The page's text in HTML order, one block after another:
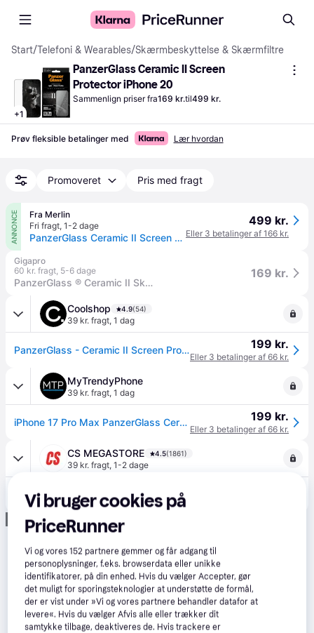
Start/Telefoni & Wearables/Skærmbeskyttelse & Skærmfiltre
+1
PanzerGlass Ceramic II Screen
Protector iPhone 20
Sammenlign priser fra169 kr.til499 kr.
Prøv fleksible betalinger med Lær hvordan
Promoveret Pris med fragt
ANNONCE
Fra Merlin
Fri fragt, 1-2 dage
PanzerGlass Ceramic II Screen Protector iPhone 17 Pro Max | Ultra-Wide Fit w. EasyAligner
499 kr.
Eller 3 betalinger af 166 kr.
Gigapro
60 kr. fragt, 5-6 dage
PanzerGlass ® Ceramic II Skærmbeskyttelse iPhone 17 Pro Max | Ultra-Wide Fit m. EasyAligner
169 kr.
Coolshop 4.9(54)
39 kr. fragt, 1 dag
PanzerGlass - Ceramic II Screen Protector iPhone - 17 Pro Max - UWF w. EasyAligner - Klar til levering - Prismatch 199 kr.
Eller 3 betalinger af 66 kr.
MyTrendyPhone
39 kr. fragt, 1 dag
iPhone 17 Pro Max PanzerGlass Ceramic II Protection Ultra-Wide Fit EasyAligner Skærmbeskyttelse Hærdet Glas - 9H - Sort kant 199 kr.
Eller 3 betalinger af 66 kr.
CS MEGASTORE 4.5(1861)
39 kr. fragt, 1-2 dage
(ComputerSalg) PanzerGlass Ceramic Protection II - Skærmbeskytter for mobiltelefon - ultra-bred pasform m. EasyAligner - glas - rammefarve sort - for Apple iPhone 1
Annonce
Vi bruger cookies på
PriceRunner
Vi og vores152 partnere gemmer og får adgang til
personoplysninger, f.eks. browserdata eller unikke
identifikatorer, på din enhed. Hvis du vælger Accepter, gør
det muligt for sporingsteknologier at understøtte de formål,
der er vist under »Vi og vores partnere behandler datafor at
levere«. Hvis du vælger Afvis alle eller trækker dit
samtykke tilbage, deaktiveres de. Hvis trackere er